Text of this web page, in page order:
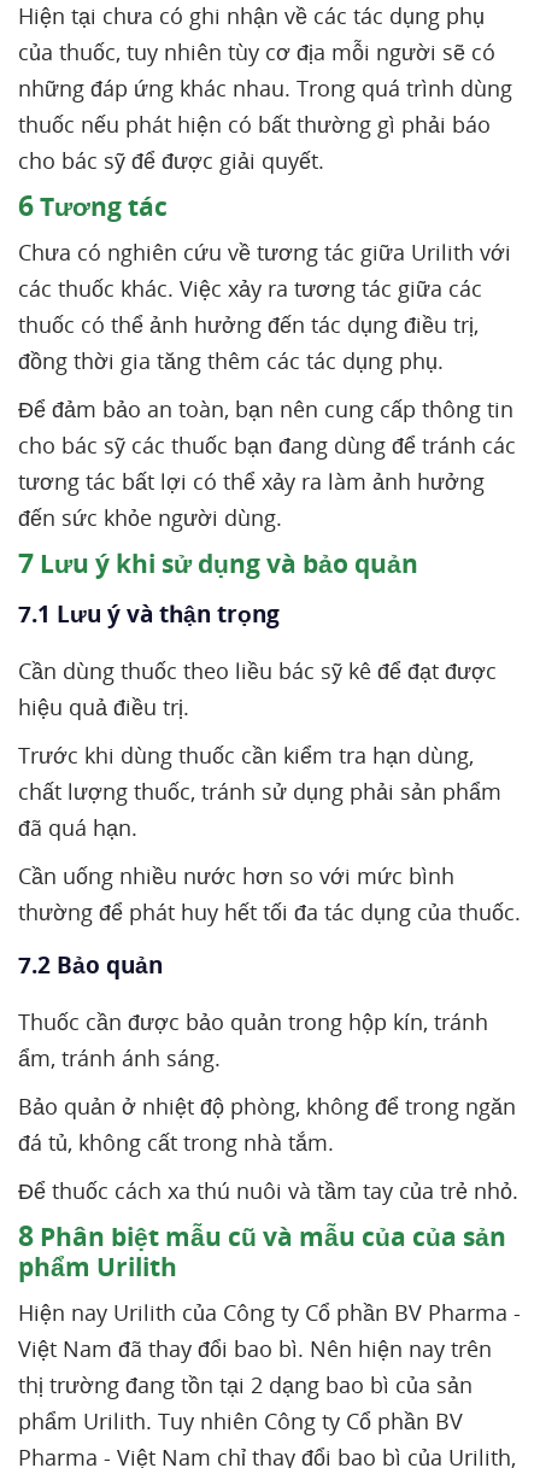
Hiện tại chưa có ghi nhận về các tác dụng phụ
của thuốc, tuy nhiên tùy cơ địa mỗi người sẽ có
những đáp ứng khác nhau. Trong quá trình dùng
thuốc nếu phát hiện có bất thường gì phải báo
cho bác sỹ để được giải quyết.
6Tương tác
Chưa có nghiên cứu về tương tác giữa Urilith với
các thuốc khác. Việc xảy ra tương tác giữa các
thuốc có thể ảnh hưởng đến tác dụng điều trị,
đồng thời gia tăng thêm các tác dụng phụ.
Để đảm bảo an toàn, bạn nên cung cấp thông tin
cho bác sỹ các thuốc bạn đang dùng để tránh các
tương tác bất lợi có thể xảy ra làm ảnh hưởng
đến sức khỏe người dùng.
7 Lưu ý khi sử dụng và bảo quản
7.1 Lưu ý và thận trọng
Cần dùng thuốc theo liều bác sỹ kê để đạt được
hiệu quả điều trị.
Trước khi dùng thuốc cần kiểm tra hạn dùng,
chất lượng thuốc, tránh sử dụng phải sản phẩm
đã quá hạn.
Cần uống nhiều nước hơn so với mức bình
thường để phát huy hết tối đa tác dụng của thuốc.
7.2 Bảo quản
Thuốc cần được bảo quản trong hộp kín, tránh
ẩm, tránh ánh sáng.
Bảo quản ở nhiệt độ phòng, không để trong ngăn
đá tủ, không cất trong nhà tắm.
Để thuốc cách xa thú nuôi và tầm tay của trẻ nhỏ.
8 Phân biệt mẫu cũ và mẫu của của sản
phẩm Urilith
Hiện nay Urilith của Công ty Cổ phần BV Pharma -
Việt Nam đã thay đổi bao bì. Nên hiện nay trên
thị trường đang tồn tại 2 dạng bao bì của sản
phẩm Urilith. Tuy nhiên Công ty Cổ phần BV
Pharma - Việt Nam chỉ thay đổi bao bì của Urilith,